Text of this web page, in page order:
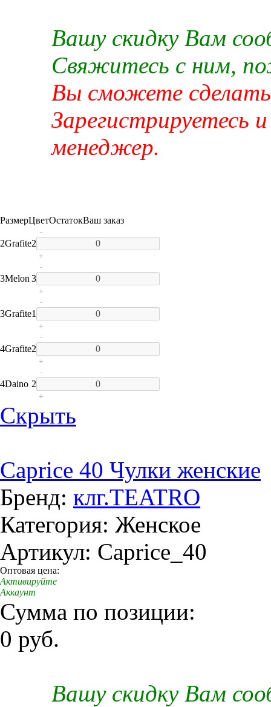
Вашу скидку Вам
Свяжитесь с ним,
Вы сможете сделать
Зарегистрируетесь
менеджер.
РазмерЦветОстатокВаш заказ
2Grafite2
-
+
3Melon 3
-
+
3Grafite1
-
+
4Grafite2
-
+
4Daino 2
-
+
Скрыть
Caprice 40 Чулки женские
Бренд: клг.TEATRO
Категория: Женское
Артикул: Caprice_40
Оптовая цена:
Активируйте
Аккаунт
Сумма по позиции:
0 руб.
Вашу скидку Вам